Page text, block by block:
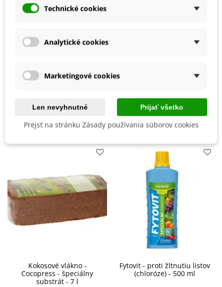
Vegetačné Obdobie
Zber
Október
Skorosť Odrody
Mohli byste ešte potrebovať
Kokosové vlákno -
Cocopress - špeciálny
substrát - 7 l
Fytovit - proti žltnutiu listov
(chloróze) - 500 ml
Technické cookies
Analytické cookies
Marketingové cookies
Len nevyhnutné Prijať všetko
Prejsť na stránku Zásady používania súborov cookies